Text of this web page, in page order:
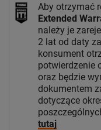
Aby otrzymać
Extended
należy je
2 lat od daty
konsument
potwierdzenie
oraz będzie
dokumentem
dotyczące
tutaj